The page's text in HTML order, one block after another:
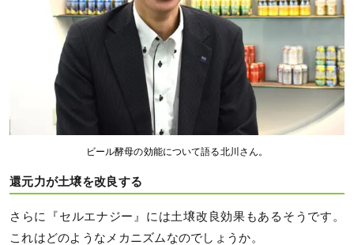
ビール酵母の効能について語る北川さん。
還元力が土壌を改良する
さらに『セルエナジー』には土壌改良効果もあるそうです。
これはどのようなメカニズムなのでしょうか。